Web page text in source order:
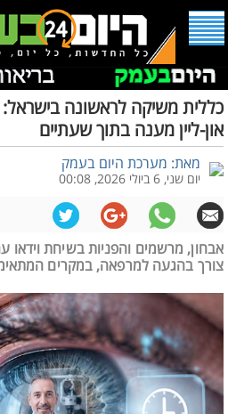
כללית משיקה לראשונה בישראל:
און-ליין מענה בתוך שעתיים
מאת: מערכת היום בעמק
יום שני, 6 ביולי 2026, 00:08
אבחון, מרשמים והפניות בשיחת וידאו
צורך בהגעה למרפאה, במקרים